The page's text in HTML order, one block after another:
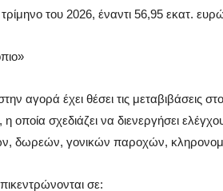
του 2026, έναντι 56,95 εκατ.
αγορά έχει θέσει τις μεταβιβάσεις
οποία σχεδιάζει να διενεργήσει
δωρεών, γονικών παροχών,
σε: